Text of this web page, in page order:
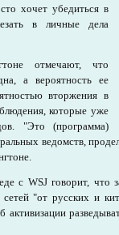
хочет убедиться в
в личные дела
отмечают, что
а вероятность ее
вторжения в
которые уже
"Это (программа)
ведомств,
с WSJ говорит, что
"от русских и